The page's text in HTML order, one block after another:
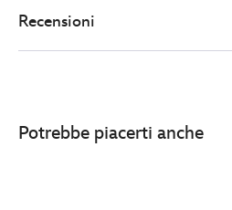
lilo-
http://schema.org/OutOfStock
Recensioni
Potrebbe piacerti anche